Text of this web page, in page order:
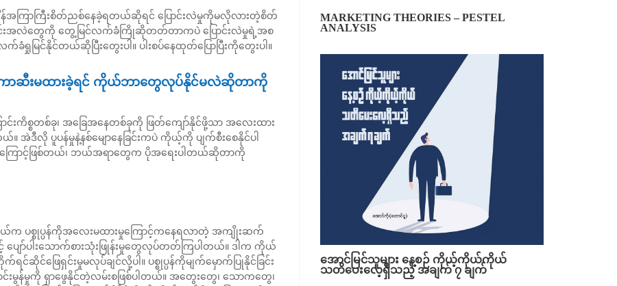
အကြာကြီးစိတ်ညစ်နေခဲ့ရတယ်ဆိုရင် ပြောင်းလဲမှုကိုမလိုလားတဲ့စိတ်
ာင်းအလဲတွေကို တွေ့မြင်လက်ခံကြိုဆိုတတ်တာကပဲ ပြောင်းလဲမှုရဲ့အစ
က်ခံရှုမြင်နိုင်တယ်ဆိုပြီးတွေးပါ။ ပါးစပ်နေထုတ်ပြောပြီးကိုတွေးပါ။
ာဆီးမထားခဲ့ရင် ကိုယ်ဘာတွေလုပ်နိုင်မလဲဆိုတာကို
င်းကိစ္စတစ်ခု၊ အခြေအနေတစ်ခုကို ဖြတ်ကျော်နိုင်ဖို့သာ အလေးထား
။ အဲဒီလို ပူပန်မှုနဲ့နစ်မျောနေခြင်းကပဲ ကိုယ့်ကို ပျက်စီးစေနိုင်ပါ
ောင့်ဖြစ်တယ်၊ ဘယ်အရာတွေက ပိုအရေးပါတယ်ဆိုတာကို
ပစ္စုပ္ပန်ကိုအလေးမထားမှုကြောင့်ကနေရလာတဲ့ အကျိုးဆက်
ျော်ပါးသောက်စားသုံးဖြုန်းမှုတွေလုပ်တတ်ကြပါတယ်။ ဒါက ကိုယ်
ြေရှင်းမှုမလုပ်ချင်လို့ပါ။ ပစ္စုပ္ပန်ကိုမျက်မှောက်ပြုနိုင်ခြင်း
မွန်မှုကို ရှာဖွေနိုင်တဲ့လမ်းစဖြစ်ပါတယ်။ အတွေးတွေ၊ သောကတွေ၊
MARKETING THEORIES – PESTEL
ANALYSIS
အောင်မြင်သူများ နေ့စဉ် ကိုယ့်ကိုယ်ကိုယ်
သတိပေးလေ့ရှိသည့် အချက် ၇ ချက်